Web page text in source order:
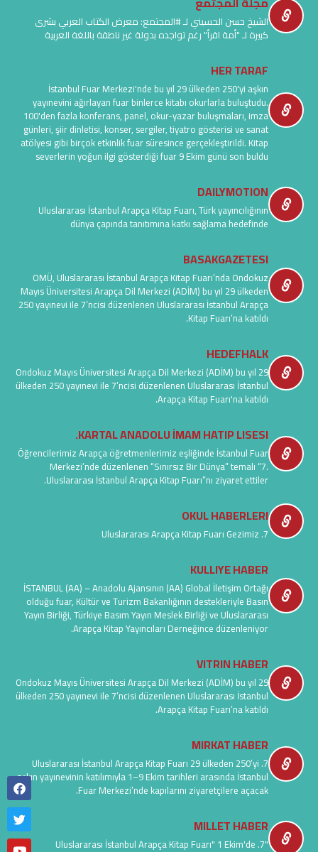
الشيخ حسن الحسيني لـ #المجتمع: معرض الكتاب العربي بشرى
كبيرة لـ "أمة اقرأ" رغم تواجده بدولة غير ناطقة باللغة العربية
HER TARAF
İstanbul Fuar Merkezi'nde bu yıl 29 ülkeden 250'yi aşkın
yayınevini ağırlayan fuar binlerce kitabı okurlarla buluştudu.
100'den fazla konferans, panel, okur-yazar buluşmaları, imza
günleri, şiir dinletisi, konser, sergiler, tiyatro gösterisi ve sanat
atölyesi gibi birçok etkinlik fuar süresince gerçekleştirildi. Kitap
severlerin yoğun ilgi gösterdiği fuar 9 Ekim günü son buldu
DAILYMOTION
Uluslararası İstanbul Arapça Kitap Fuarı, Türk yayıncılığının
dünya çapında tanıtımına katkı sağlama hedefinde
BASAKGAZETESI
OMÜ, Uluslararası İstanbul Arapça Kitap Fuarı’nda Ondokuz
Mayıs Üniversitesi Arapça Dil Merkezi (ADİM) bu yıl 29 ülkeden
250 yayınevi ile 7’ncisi düzenlenen Uluslararası İstanbul Arapça
Kitap Fuarı’na katıldı.
HEDEFHALK
Ondokuz Mayıs Üniversitesi Arapça Dil Merkezi (ADİM) bu yıl 29
ülkeden 250 yayınevi ile 7’ncisi düzenlenen Uluslararası İstanbul
Arapça Kitap Fuarı'na katıldı.
KARTAL ANADOLU İMAM HATIP LISESI.
Öğrencilerimiz Arapça öğretmenlerimiz eşliğinde İstanbul Fuar
Merkezi’nde düzenlenen “Sınırsız Bir Dünya” temalı “7.
Uluslararası İstanbul Arapça Kitap Fuarı”nı ziyaret ettiler.
OKUL HABERLERI
7. Uluslararası Arapça Kitap Fuarı Gezimiz
KULLIYE HABER
İSTANBUL (AA) – Anadolu Ajansının (AA) Global İletişim Ortağı
olduğu fuar, Kültür ve Turizm Bakanlığının destekleriyle Basın
Yayın Birliği, Türkiye Basım Yayın Meslek Birliği ve Uluslararası
Arapça Kitap Yayıncıları Derneğince düzenleniyor.
VITRIN HABER
Ondokuz Mayıs Üniversitesi Arapça Dil Merkezi (ADİM) bu yıl 29
ülkeden 250 yayınevi ile 7’ncisi düzenlenen Uluslararası İstanbul
Arapça Kitap Fuarı’na katıldı.
MIRKAT HABER
7. Uluslararası İstanbul Arapça Kitap Fuarı 29 ülkeden 250’yi
aşkın yayınevinin katılımıyla 1–9 Ekim tarihleri arasında İstanbul
Fuar Merkezi’nde kapılarını ziyaretçilere açacak.
MILLET HABER
"7. Uluslararası İstanbul Arapça Kitap Fuarı" 1 Ekim'de